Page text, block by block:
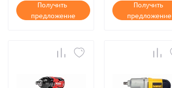
+
для уточнения деталей по заказу
+
пароля
Получить
предложение
Получить
предложение